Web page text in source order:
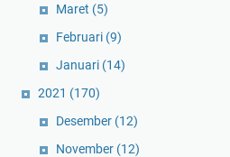
Maret (5)
Februari (9)
Januari (14)
2021 (170)
Desember (12)
November (12)